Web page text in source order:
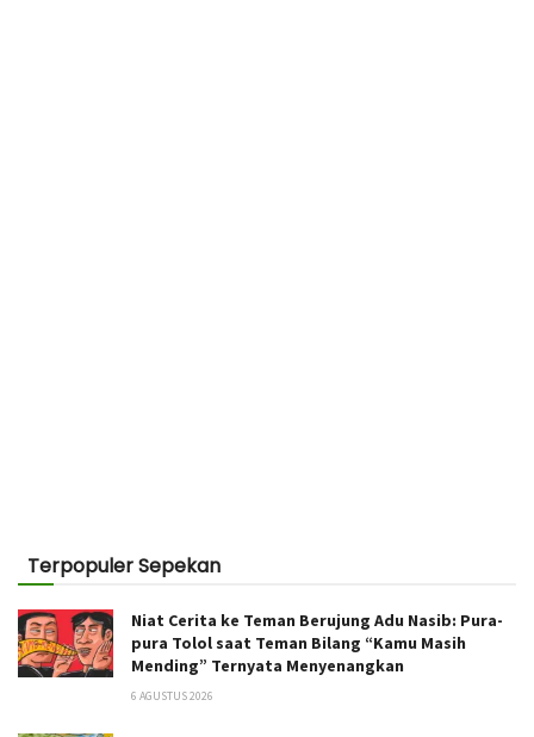
Terpopuler Sepekan
Niat Cerita ke Teman Berujung Adu Nasib: Pura-
pura Tolol saat Teman Bilang “Kamu Masih
Mending” Ternyata Menyenangkan
6 AGUSTUS 2026